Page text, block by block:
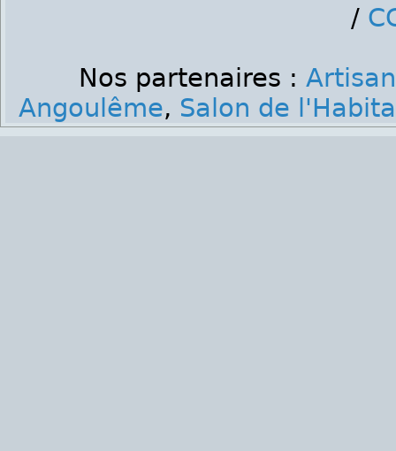
/
Nos partenaires :
Angoulême, Salon de